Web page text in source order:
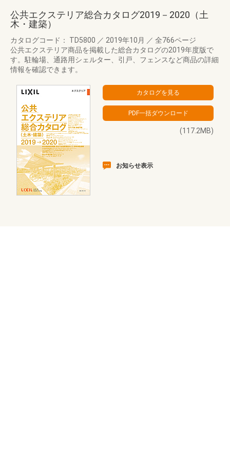
公共エクステリア総合カタログ2019－2020（土
木・建築）
カタログコード： TD5800 ／ 2019年10月 ／ 全766ページ
公共エクステリア商品を掲載した総合カタログの2019年度版で
す。駐輪場、通路用シェルター、引戸、フェンスなど商品の詳細
情報を確認できます。
(117.2MB)
お知らせ表示